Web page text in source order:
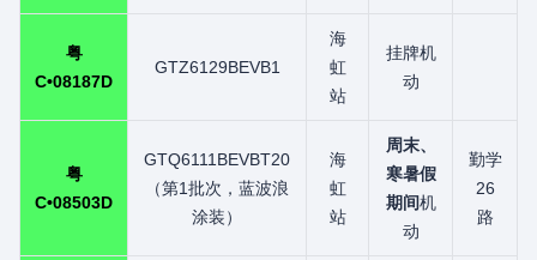
粤
C•08187D
GTZ6129BEVB1
海
虹
站
挂牌机
动
粤
C•08503D
GTQ6111BEVBT20
（第1批次，蓝波浪
涂装）
海
虹
站
周末、
寒暑假
期间机
动
勤学
26
路